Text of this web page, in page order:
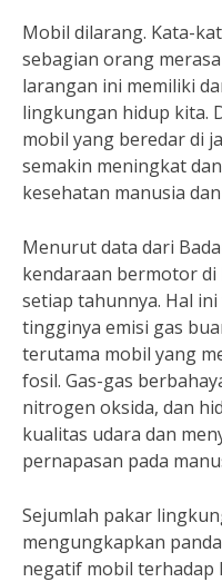
Mobil dilarang. Kata-
sebagian orang
larangan ini memiliki
lingkungan hidup kita.
mobil yang beredar di
semakin meningkat
kesehatan manusia
Menurut data dari
kendaraan bermotor
setiap tahunnya. Hal
tingginya emisi gas
terutama mobil yang
fosil. Gas-gas
nitrogen oksida, dan
kualitas udara dan
pernapasan pada
Sejumlah pakar
mengungkapkan
negatif mobil terhadap